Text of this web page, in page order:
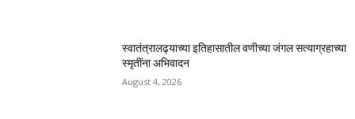
स्वातंत्रालढ्याच्या इतिहासातील वणीच्या जंगल सत्याग्रहाच्या
स्मृतींना अभिवादन
August 4, 2026